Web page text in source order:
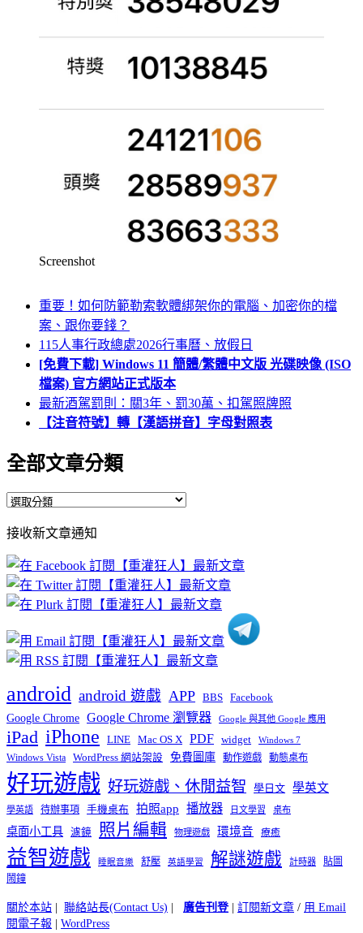
Screenshot
重要！如何防範勒索軟體綁架你的電腦、加密你的檔
案、跟你要錢？
115人事行政總處2026行事曆、放假日
[免費下載] Windows 11 簡體/繁體中文版 光碟映像 (ISO
檔案) 官方網站正式版本
最新酒駕罰則：關3年、罰30萬、扣駕照牌照
【注音符號】轉【漢語拼音】字母對照表
全部文章分類
全
文
章
分
類
接收新文章通知
android android 遊戲 APP BBS Facebook
Google Chrome Google Chrome 瀏覽器 Google 與其他 Google 應用
iPad iPhone LINE Mac OS X PDF widget Windows 7
Windows Vista WordPress 網站架設 免費圖庫 動作遊戲 動態桌布
好玩遊戲 好玩遊戲、休閒益智 學日文 學英文
學英語 待辦事項 手機桌布 拍照app 播放器 日文學習 桌布
桌面小工具 濾鏡 照片編輯 物理遊戲 環境音 療癒
益智遊戲 睡眠音樂 舒壓 英語學習 解謎遊戲 計時器
貼圖
鬧鐘
關於本站 | 聯絡站長(Contact Us) | 廣告刊登| 訂閱新文章 / 用 Email
閱電子報 | WordPress